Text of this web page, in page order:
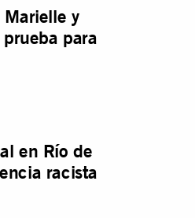
y
para
en Río de
racista